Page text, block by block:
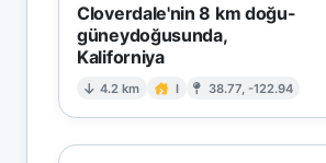
Cloverdale'nin 8 km doğu-
güneydoğusunda,
Kaliforniya
4.2 km I 38.77, -122.94